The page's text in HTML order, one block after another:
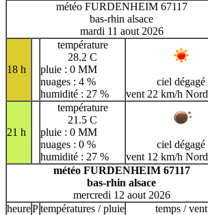
météo FURDENHEIM 67117
bas-rhin alsace
mardi 11 aout 2026
18 h
température
28.2 C
pluie : 0 MM
nuages : 4 %
humidité : 27 %
ciel dégagé
vent 22 km/h Nord
21 h
température
21.5 C
pluie : 0 MM
nuages : 0 %
humidité : 27 %
ciel dégagé
vent 12 km/h Nord
météo FURDENHEIM 67117
bas-rhin alsace
mercredi 12 aout 2026
heurePtempératures / pluie temps / vent